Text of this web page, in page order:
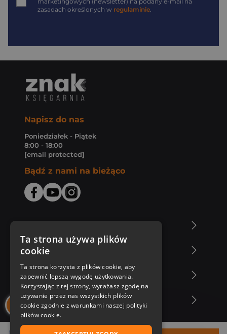
zasadach określonych w regulaminie.
Napisz do nas
Poniedziałek - Piątek
8:00 - 18:00
[email protected]
Bądź z nami na bieżąco
Zakupy u nas
Nasza oferta
Nasi autorzy
Ta strona używa plików
cookie
Ta strona korzysta z plików cookie, aby
zapewnić lepszą wygodę użytkowania.
Korzystając z tej strony, wyrażasz zgodę na
używanie przez nas wszystkich plików
cookie zgodnie z warunkami naszej polityki
plików cookie.